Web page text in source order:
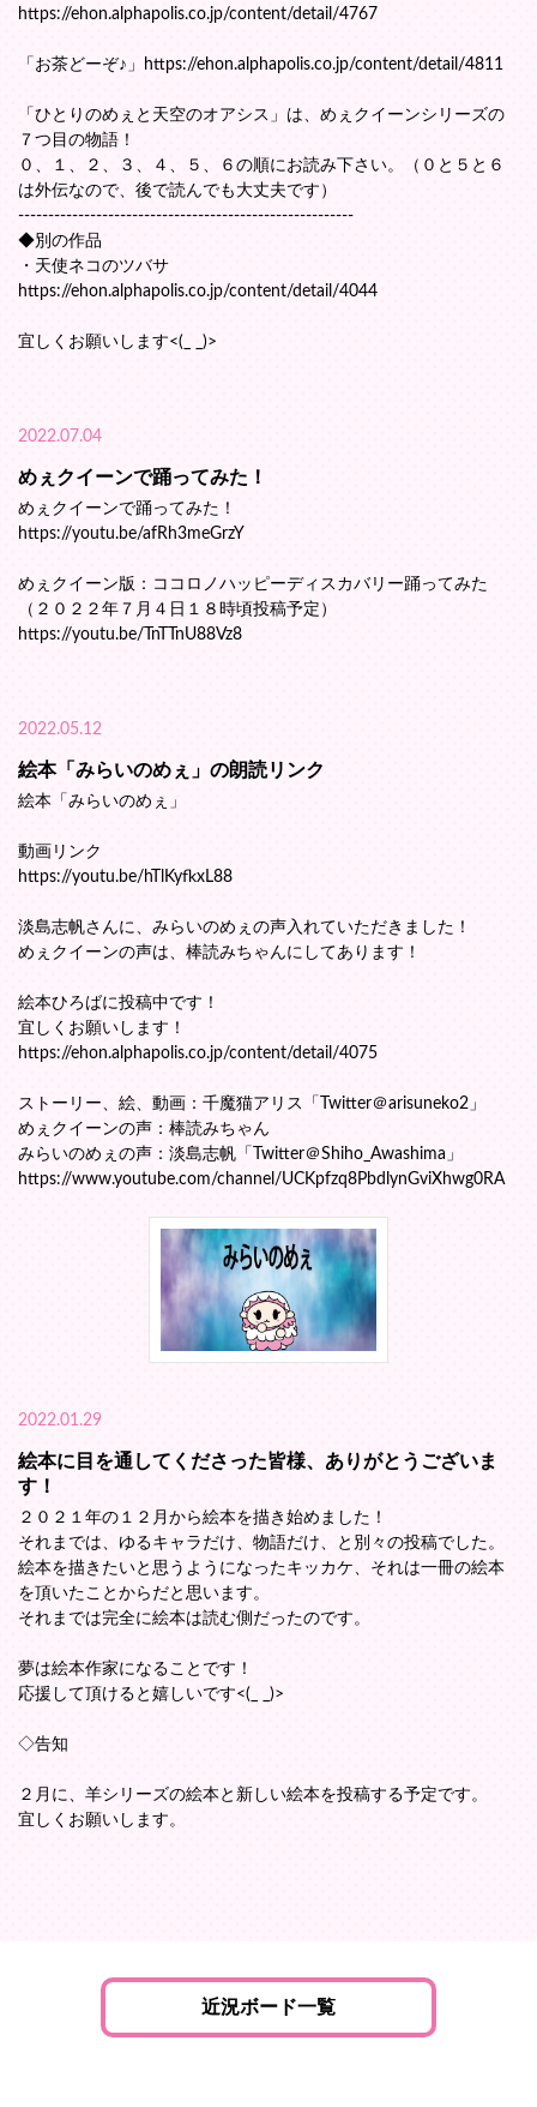
https://ehon.alphapolis.co.jp/content/detail/4767
「お茶どーぞ♪」https://ehon.alphapolis.co.jp/content/detail/4811
「ひとりのめぇと天空のオアシス」は、めぇクイーンシリーズの
７つ目の物語！
０、１、２、３、４、５、６の順にお読み下さい。（０と５と６
は外伝なので、後で読んでも大丈夫です）
--------------------------------------------------------
◆別の作品
・天使ネコのツバサ
https://ehon.alphapolis.co.jp/content/detail/4044
宜しくお願いします<(_ _)>
2022.07.04
めぇクイーンで踊ってみた！
めぇクイーンで踊ってみた！
https://youtu.be/afRh3meGrzY
めぇクイーン版：ココロノハッピーディスカバリー踊ってみた
（２０２２年７月４日１８時頃投稿予定）
https://youtu.be/TnTTnU88Vz8
2022.05.12
絵本「みらいのめぇ」の朗読リンク
絵本「みらいのめぇ」
動画リンク
https://youtu.be/hTlKyfkxL88
淡島志帆さんに、みらいのめぇの声入れていただきました！
めぇクイーンの声は、棒読みちゃんにしてあります！
絵本ひろばに投稿中です！
宜しくお願いします！
https://ehon.alphapolis.co.jp/content/detail/4075
ストーリー、絵、動画：千魔猫アリス「Twitter＠arisuneko2」
めぇクイーンの声：棒読みちゃん
みらいのめぇの声：淡島志帆「Twitter＠Shiho_Awashima」
https://www.youtube.com/channel/UCKpfzq8PbdlynGviXhwg0RA
2022.01.29
絵本に目を通してくださった皆様、ありがとうございま
す！
２０２１年の１２月から絵本を描き始めました！
それまでは、ゆるキャラだけ、物語だけ、と別々の投稿でした。
絵本を描きたいと思うようになったキッカケ、それは一冊の絵本
を頂いたことからだと思います。
それまでは完全に絵本は読む側だったのです。
夢は絵本作家になることです！
応援して頂けると嬉しいです<(_ _)>
◇告知
２月に、羊シリーズの絵本と新しい絵本を投稿する予定です。
宜しくお願いします。
近況ボード一覧